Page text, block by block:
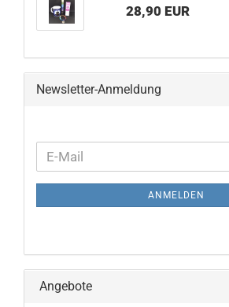
28,90 EUR
Newsletter-Anmeldung
WEITER
ZUR
NEWSLETTER-
ANMELDUNG
E-
ANMELDEN
Angebote